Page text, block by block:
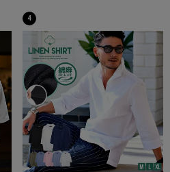
:コットン95% ポリウレタン5%)
Lサイズ着用
4